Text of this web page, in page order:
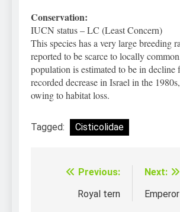
Conservation:
IUCN status – LC (Least Concern)
This species has a very large breeding
reported to be scarce to locally
population is estimated to be in decline
recorded decrease in Israel in the
owing to habitat loss.
Tagged: Cisticolidae
Điều
hướng
Previous:
Royal tern
Next: